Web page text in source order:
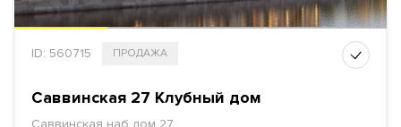
ID: 560715 ПРОДАЖА
Саввинская 27 Клубный дом